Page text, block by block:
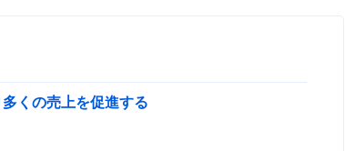
くの売上を促進する